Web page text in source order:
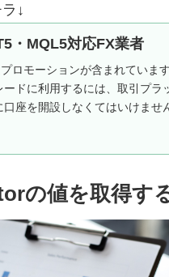
↓
・MQL5対応FX業者
ロモーションが含まれていま
ードに利用するには、取引プ
口座を開設しなくてはいけませ
の値を取得す